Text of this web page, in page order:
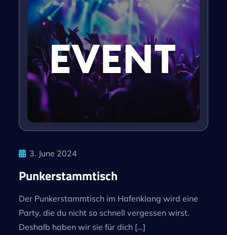
3. June 2024
Punkerstammtisch
Der Punkerstammtisch im Hafenklang wird eine
Party, die du nicht so schnell vergessen wirst.
Deshalb haben wir sie für dich […]